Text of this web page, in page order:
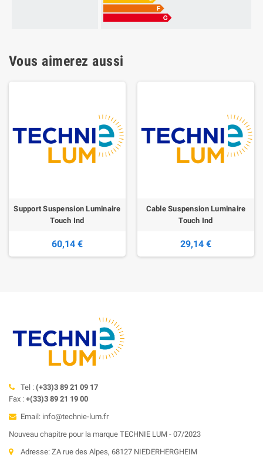
Vous aimerez aussi
Support Suspension Luminaire
Touch Ind
60,14 €
Cable Suspension Luminaire
Touch Ind
29,14 €
Tel : (+33)3 89 21 09 17
Fax : +(33)3 89 21 19 00
Email: info@technie-lum.fr
Nouveau chapitre pour la marque TECHNIE LUM - 07/2023
Adresse: ZA rue des Alpes, 68127 NIEDERHERGHEIM